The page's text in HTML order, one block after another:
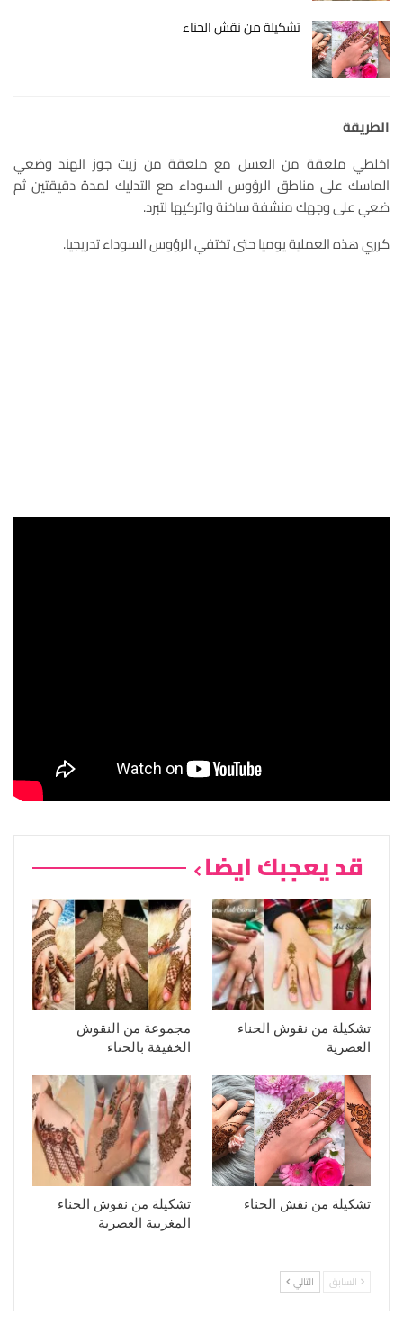
تشكيلة من نقش الحناء
الطريقة
اخلطي ملعقة من العسل مع ملعقة من زيت جوز الهند وضعي
الماسك على مناطق الرؤوس السوداء مع التدليك لمدة دقيقتين ثم
ضعي على وجهك منشفة ساخنة واتركيها لتبرد.
كرري هذه العملية يوميا حتى تختفي الرؤوس السوداء تدريجيا.
قد يعجبك ايضا
تشكيلة من نقوش الحناء
العصرية
مجموعة من النقوش
الخفيفة بالحناء
تشكيلة من نقش الحناء
تشكيلة من نقوش الحناء
المغربية العصرية
السابق التالي